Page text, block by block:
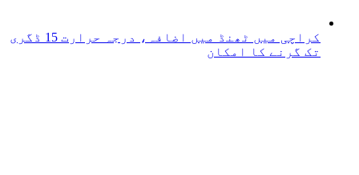
کراچی میں ٹھنڈ میں اضافہ، درجہ حرارت 15 ڈگری
تک گرنے کا امکان